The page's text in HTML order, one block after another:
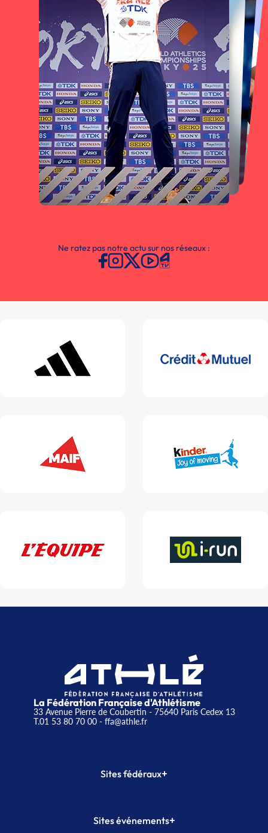
Ne ratez pas notre actu sur nos réseaux :
La Fédération Française d'Athlétisme
33 Avenue Pierre de Coubertin - 75640 Paris Cedex 13
T.01 53 80 70 00- ffa@athle.fr
Sites fédéraux+
Plateforme Formation
Sites événements+